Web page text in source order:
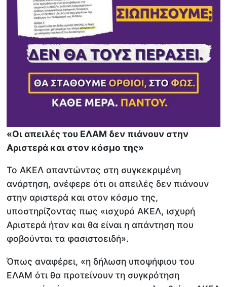
«Οι απειλές του ΕΛΑΜ δεν πιάνουν στην
Αριστερά και στον κόσμο της»
Το ΑΚΕΛ απαντώντας στη συγκεκριμένη
ανάρτηση, ανέφερε ότι οι απειλές δεν πιάνουν
στην αριστερά και στον κόσμο της,
υποστηρίζοντας πως «ισχυρό ΑΚΕΛ, ισχυρή
Αριστερά ήταν και θα είναι η απάντηση που
φοβούνται τα φασιστοειδή».
Όπως αναφέρει, «η δήλωση υποψήφιου του
ΕΛΑΜ ότι θα προτείνουν τη συγκρότηση